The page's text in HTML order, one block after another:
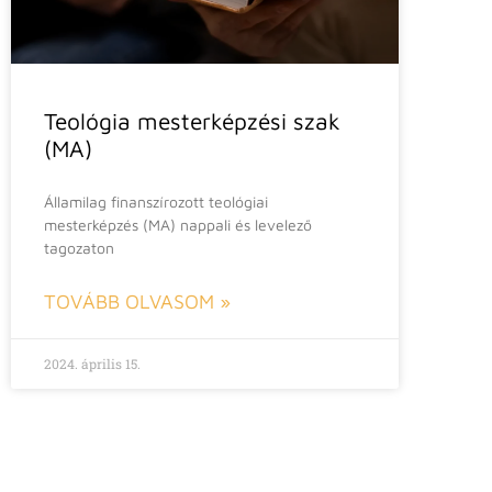
Teológia mesterképzési szak
(MA)
Államilag finanszírozott teológiai
mesterképzés (MA) nappali és levelező
tagozaton
TOVÁBB OLVASOM »
2024. április 15.